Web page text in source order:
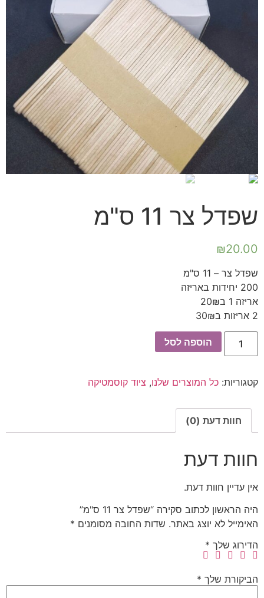
format_underlined הוסף קו תחתון לקישורים
font_download סמן קישורים
לאפס את כל האפשרויות
cached
שפדל צר 11 ס"מ
₪20.00
שפדל צר – 11 ס"מ
200 יחידות באריזה
אריזה 1 ב20₪
2 אריזות ב30₪
הוספה לסל
קטגוריות: כל המוצרים שלנו, ציוד קוסמטיקה
חוות דעת (0)
חוות דעת
אין עדיין חוות דעת.
היה הראשון לכתוב סקירה “שפדל צר 11 ס"מ”
האימייל לא יוצג באתר. שדות החובה מסומנים *
הדירוג שלך *
הביקורת שלך *